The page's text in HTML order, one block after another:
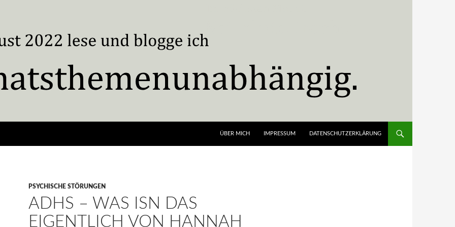
ÜBER MICH IMPRESSUM DATENSCHUTZERKLÄRUNG
PSYCHISCHE STÖRUNGEN
ADHS – WAS ISN DAS
EIGENTLICH VON HANNAH